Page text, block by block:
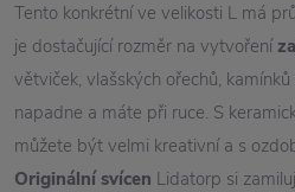
Tento konkrétní ve velikosti L má
je dostačující rozměr na vytvoření
větviček, vlašských ořechů,
napadne a máte při ruce. S
můžete být velmi kreativní a s
Originální svícen Lidatorp si